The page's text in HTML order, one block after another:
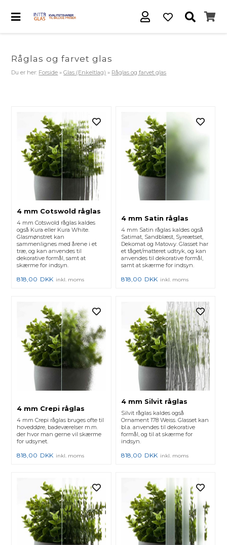
Råglas og farvet glas
Du er her: Forside »Glas (Enkeltlag) » Råglas og farvet glas
4 mm Cotswold råglas
4 mm Cotswold råglas kaldes
også Kura eller Kura White.
Glasmønstret kan
sammenlignes med årene i et
træ, og kan anvendes til
dekorative formål, samt at
skærme for indsyn.
818,00 DKK inkl. moms
4 mm Satin råglas
4 mm Satin råglas kaldes også
Satimat, Sandblæst, Syreætset,
Dekomat og Matowy. Glasset har
et tåget/matteret udtryk, og kan
anvendes til dekorative formål,
samt at skærme for indsyn.
818,00 DKK inkl. moms
4 mm Crepi råglas
4 mm Crepi råglas bruges ofte til
hoveddøre, badeværelser m.m.
der hvor man gerne vil skærme
for udsynet.
818,00 DKK inkl. moms
4 mm Silvit råglas
Silvit råglas kaldes også
Ornament 178 Weiss. Glasset kan
bl.a. anvendes til dekorative
formål, og til at skærme for
indsyn.
818,00 DKK inkl. moms